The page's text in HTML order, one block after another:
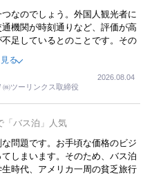
なのでしょう。外国人観光者に
機関が時刻通りなど、評価が高
足しているとのことです。その
ベントが行われれば、日本人に
るでしょうね。
る
㈱ツーリンクス取締役
2026.08.04
バス泊」人気
問題です。お手頃な価格のビジ
しまいます。そのため、バス泊
時代、アメリカ一周の貧乏旅行